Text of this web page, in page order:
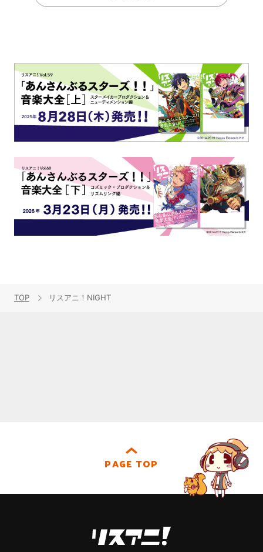
TOP リスアニ！NIGHT
PAGE TOP